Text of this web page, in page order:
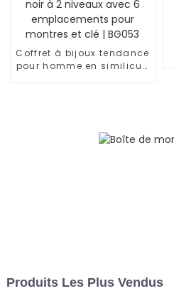
Coffret à bijoux tendance
pour homme en similicuir
Produits Les Plus Vendus